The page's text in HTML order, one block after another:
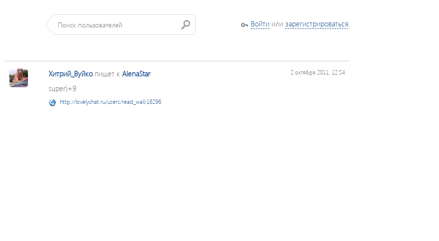
Войти или зарегистрироваться.
Хитрий_Вуйкопишет к AlenaStar 2 октября 2011, 12:54
super)+9
http://lovelychat.ru/users/read_wall/16296